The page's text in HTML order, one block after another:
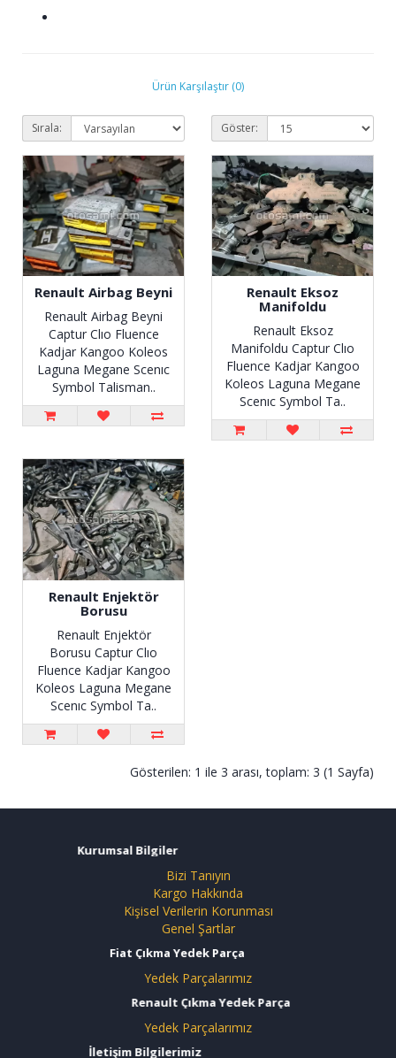
Ürün Karşılaştır (0)
Sırala: Göster:
Renault Airbag Beyni
Renault Airbag Beyni
Captur Clıo Fluence
Kadjar Kangoo Koleos
Laguna Megane Scenıc
Symbol Talisman..
Renault Eksoz
Manifoldu
Renault Eksoz
Manifoldu Captur Clıo
Fluence Kadjar Kangoo
Koleos Laguna Megane
Scenıc Symbol Ta..
Renault Enjektör
Borusu
Renault Enjektör
Borusu Captur Clıo
Fluence Kadjar Kangoo
Koleos Laguna Megane
Scenıc Symbol Ta..
Gösterilen: 1 ile 3 arası, toplam: 3 (1 Sayfa)
Kurumsal Bilgiler
Bizi Tanıyın
Kargo Hakkında
Kişisel Verilerin Korunması
Genel Şartlar
Fiat Çıkma Yedek Parça
Yedek Parçalarımız
Renault Çıkma Yedek Parça
Yedek Parçalarımız
İletişim Bilgilerimiz